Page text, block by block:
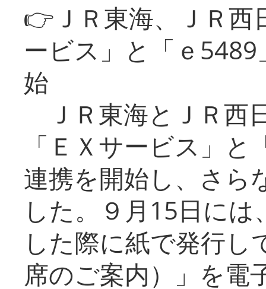
👉ＪＲ東海、ＪＲ
ービス」と「ｅ
始
ＪＲ東海とＪＲ西
「ＥＸサービス」
連携を開始し、さら
した。９月15日に
した際に紙で発行し
席のご案内）」を電